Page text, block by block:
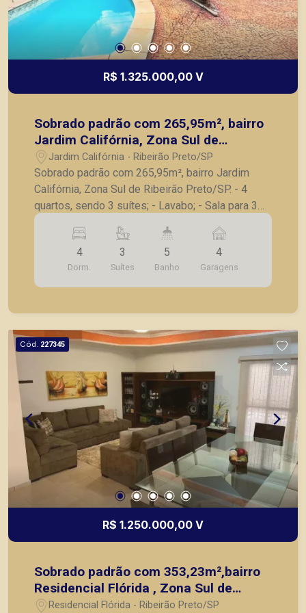
ou mesmo nos principais lançamentos da cidade
de Ribeirão Preto.
R$ 1.325.000,00 V
Sobrado padrão com 265,95m², bairro
Jardim Califórnia, Zona Sul de
Ribeirão Preto/SP.
Jardim Califórnia - Ribeirão Preto/SP
Sobrado padrão com 265,95m², bairro Jardim
Califórnia, Zona Sul de Ribeirão Preto/SP. - 4
quartos, sendo 3 suítes; - Lavabo; - Sala para 3
ambientes; - Cozinha planejada com armários; -
Lavanderia independente; - Banheiro de serviço; -
Área gourmet com churrasqueira; - Piscina; - 4
vagas de garagem. A Piramid tem como objetivo
atender seus clientes com agilidade e segurança,
de Ribeirão Preto.
4
Dorm.
3
Suítes
5
Banho
4
Garagens
Cód. 227345
R$ 1.250.000,00 V
Sobrado padrão com 353,23m²,bairro
Residencial Flórida , Zona Sul de
Ribeirão Preto/SP.
Residencial Flórida - Ribeirão Preto/SP